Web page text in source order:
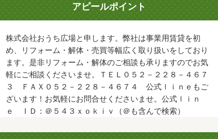
アピールポイント
株式会社おうち広場と申します。弊社は事業用賃貸を初
め、リフォーム・解体・売買等幅広く取り扱いをしており
ます。是非リフォーム・解体のご相談も承りますのでお気
軽にご相談くださいませ。ＴＥＬ０５２－２２８－４６７
３ ＦＡＸ０５２－２２８－４６７４ 公式ｌｉｎｅもご
ざいます！お気軽にお問合せくださいませ。公式ｌｉｎ
ｅ ＩＤ：＠５４３ｘｏｋｉｖ（＠も含んで検索）